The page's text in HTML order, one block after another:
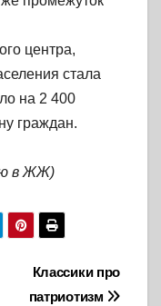
центра,
стала
на 2 400
граждан.
в ЖЖ)
Классики про
патриотизм